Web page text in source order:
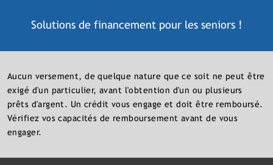
Solutions de financement pour les seniors!
Aucun versement, de quelque nature que ce soit ne peut être
exigé d'un particulier, avant l'obtention d'un ou plusieurs
prêts d'argent. Un crédit vous engage et doit être remboursé.
Vérifiez vos capacités de remboursement avant de vous
engager.